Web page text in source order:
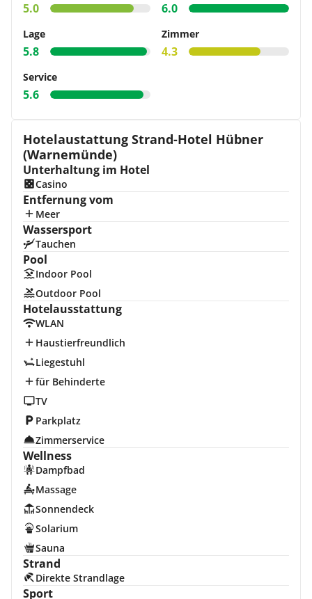
5.0 6.0
Lage
5.8
Zimmer
4.3
Service
5.6
Hotelaustattung Strand-Hotel Hübner
(Warnemünde)
Unterhaltung im Hotel
Casino
Entfernung vom
Meer
Wassersport
Tauchen
Pool
Indoor Pool
Outdoor Pool
Hotelausstattung
WLAN
Haustierfreundlich
Liegestuhl
für Behinderte
TV
Parkplatz
Zimmerservice
Wellness
Dampfbad
Massage
Sonnendeck
Solarium
Sauna
Strand
Direkte Strandlage
Sport